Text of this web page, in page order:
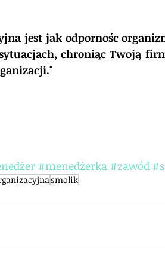
jest jak odpornośc
chroniąc Twoją
#menedżerka #zawód
smolik